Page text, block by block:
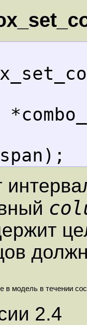
модель в течении
2.4